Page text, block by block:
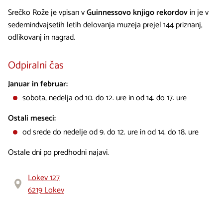
Srečko Rože je vpisan vGuinnessovo knjigo rekordovin je v
sedemindvajsetih letih delovanja muzeja prejel 144 priznanj,
odlikovanj in nagrad.
Odpiralni čas
Januar in februar:
sobota, nedelja od 10. do 12. ure in od 14. do 17. ure
Ostali meseci:
od srede do nedelje od 9. do 12. ure in od 14. do 18. ure
Ostale dni po predhodni najavi.
Lokev 127
6219 Lokev